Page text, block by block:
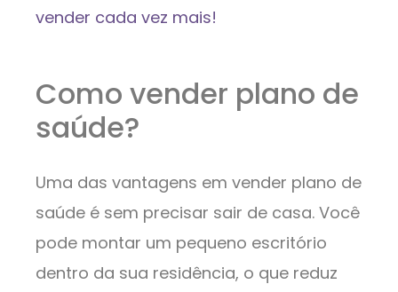
vender cada vez mais!
Como vender plano de
saúde?
Uma das vantagens em vender plano de
saúde é sem precisar sair de casa. Você
pode montar um pequeno escritório
dentro da sua residência, o que reduz